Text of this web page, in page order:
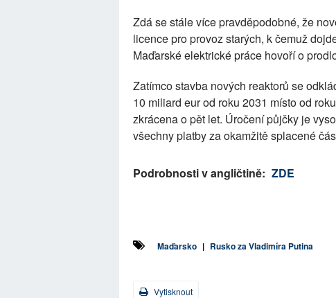
Zdá se stále více pravděpodobné, že
licence pro provoz starých, k čemuž
Maďarské elektrické práce hovoří o
Zatímco stavba nových reaktorů se
10 miliard eur od roku 2031 místo od
zkrácena o pět let. Úročení půjčky je
všechny platby za okamžitě splacené
Podrobnosti v angličtině: ZDE
Maďarsko | Rusko za Vladimíra Putina
Vytisknout